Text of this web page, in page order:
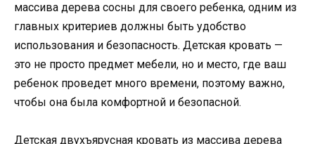
массива дерева сосны для своего ребенка, одним из
главных критериев должны быть удобство
использования и безопасность. Детская кровать —
это не просто предмет мебели, но и место, где ваш
ребенок проведет много времени, поэтому важно,
чтобы она была комфортной и безопасной.
Детская двухъярусная кровать из массива дерева